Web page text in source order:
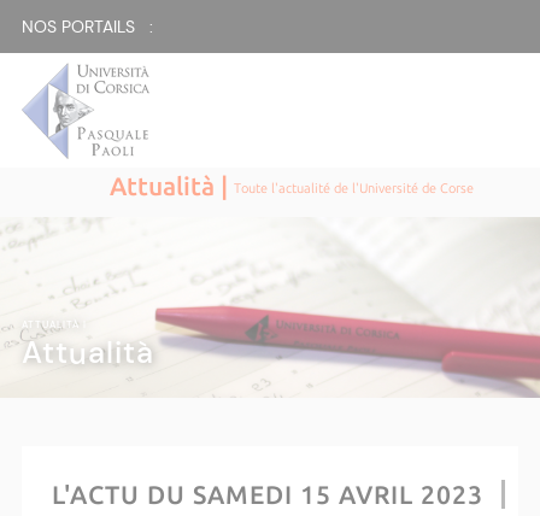
NOS PORTAILS :
Attualità |Toute l'actualité de l'Université de Corse
ATTUALITÀ |
Attualità
L'ACTU DU SAMEDI 15 AVRIL 2023